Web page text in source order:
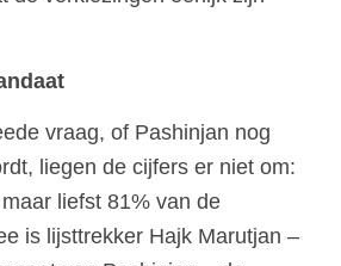
vraag, of Pashinjan nog
liegen de cijfers er niet om:
liefst 81% van de
is lijsttrekker Hajk Marutjan –